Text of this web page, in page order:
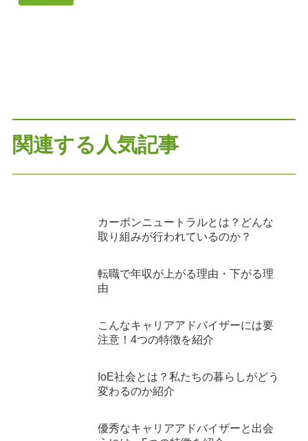
関連する人気記事
カーボンニュートラルとは？どんな
取り組みが行われているのか？
転職で年収が上がる理由・下がる理
由
こんなキャリアアドバイザーには要
注意！4つの特徴を紹介
IoE社会とは？私たちの暮らしがどう
変わるのか紹介
優秀なキャリアアドバイザーと出会